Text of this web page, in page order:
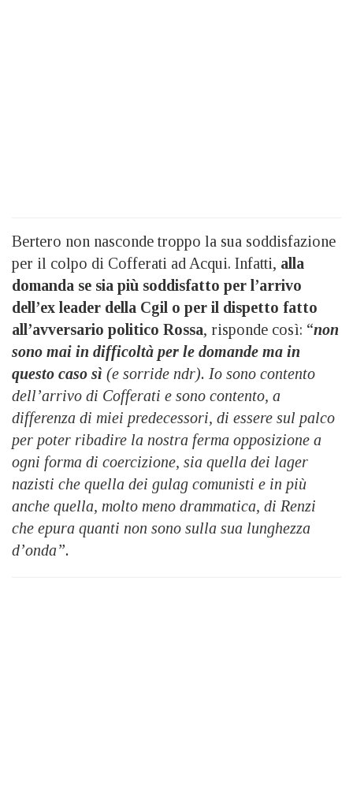
Bertero non nasconde troppo la sua soddisfazione
per il colpo di Cofferati ad Acqui. Infatti, alla
domanda se sia più soddisfatto per l’arrivo
dell’ex leader della Cgil o per il dispetto fatto
all’avversario politico Rossa, risponde così: “non
sono mai in difficoltà per le domande ma in
questo caso sì (e sorride ndr). Io sono contento
dell’arrivo di Cofferati e sono contento, a
differenza di miei predecessori, di essere sul palco
per poter ribadire la nostra ferma opposizione a
ogni forma di coercizione, sia quella dei lager
nazisti che quella dei gulag comunisti e in più
anche quella, molto meno drammatica, di Renzi
che epura quanti non sono sulla sua lunghezza
d’onda”.